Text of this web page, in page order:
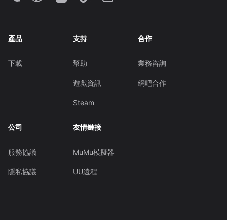
產品
下載
支持
幫助
遊戲資訊
Steam
合作
業務咨詢
網吧合作
公司
服務協議
隱私協議
友情鏈接
MuMu模擬器
UU遠程